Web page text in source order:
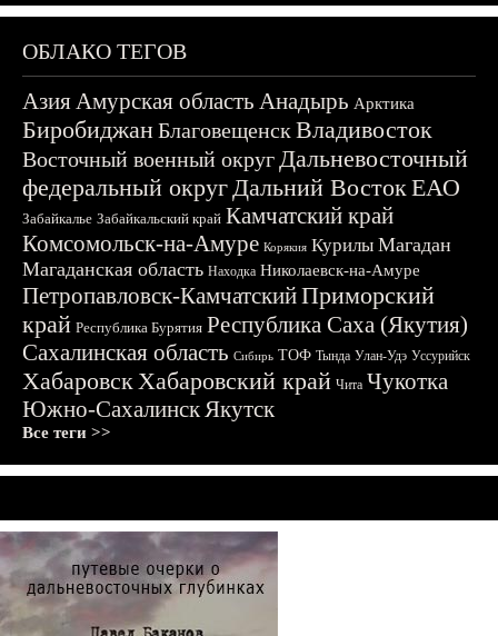
ОБЛАКО ТЕГОВ
АзияАмурская область Анадырь Арктика
БиробиджанБлаговещенскВладивосток
Восточный военный округДальневосточный
федеральный округДальний ВостокЕАО
Забайкалье Забайкальский край Камчатский край
Комсомольск-на-Амуре Корякия Курилы Магадан
Магаданская область Находка Николаевск-на-Амуре
Петропавловск-КамчатскийПриморский
край Республика Бурятия Республика Саха (Якутия)
Сахалинская область Сибирь ТОФ Тында Улан-Удэ Уссурийск
ХабаровскХабаровский край Чита Чукотка
Южно-СахалинскЯкутск
Все теги >>